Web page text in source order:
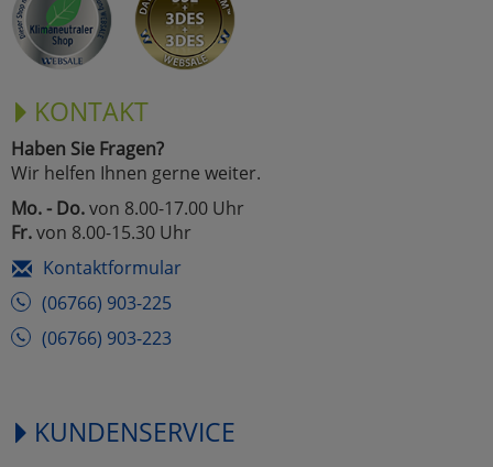
KONTAKT
Haben Sie Fragen?
Wir helfen Ihnen gerne weiter.
Mo. - Do.von 8.00-17.00 Uhr
Fr.von 8.00-15.30 Uhr
Kontaktformular
(06766) 903-225
(06766) 903-223
KUNDENSERVICE